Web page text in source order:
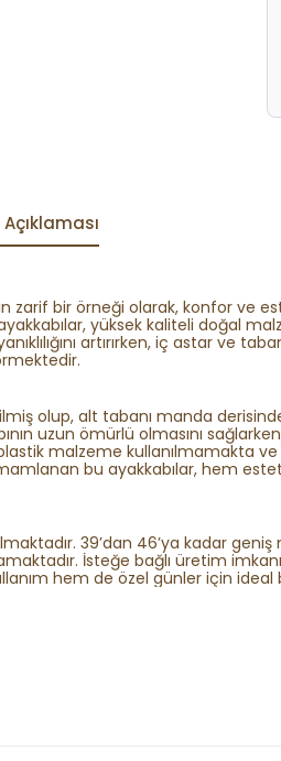
zarif bir örneği olarak, konfor ve
yüksek kaliteli doğal
artırırken, iç astar ve
olup, alt tabanı manda
uzun ömürlü olmasını
malzeme kullanılmamakta
bu ayakkabılar, hem
39’dan 46’ya kadar geniş
İsteğe bağlı üretim
hem de özel günler için ideal